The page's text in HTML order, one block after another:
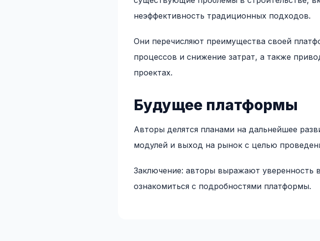
неэффективность традиционных подходов.
Они перечисляют преимущества своей
процессов и снижение затрат, а также
проектах.
Будущее платформы
Авторы делятся планами на дальнейшее
модулей и выход на рынок с целью
Заключение: авторы выражают уверенность
ознакомиться с подробностями платформы.